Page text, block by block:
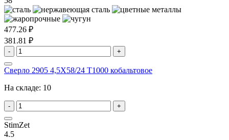
477.26 ₽
381.81 ₽
- +
Сверло 2905 4,5X58/24 T1000 кобальтовое
На складе: 10
- +
StimZet
4.5